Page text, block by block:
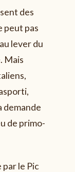
des
peut pas
lever du
Mais
demande
de primo-
le Pic